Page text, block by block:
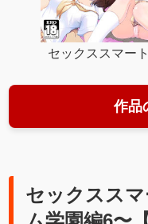
セックススマー
作品
セックスス